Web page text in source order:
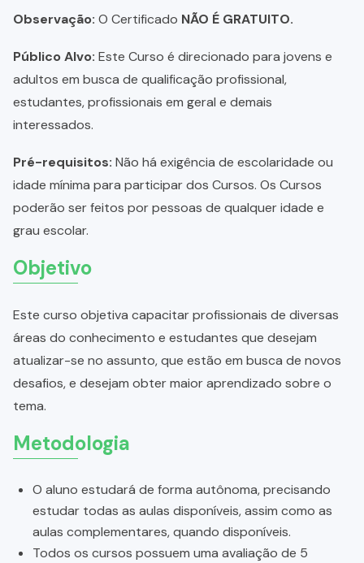
Observação: O Certificado NÃO É GRATUITO.
Público Alvo: Este Curso é direcionado para jovens e
adultos em busca de qualificação profissional,
estudantes, profissionais em geral e demais
interessados.
Pré-requisitos: Não há exigência de escolaridade ou
idade mínima para participar dos Cursos. Os Cursos
poderão ser feitos por pessoas de qualquer idade e
grau escolar.
Objetivo
Este curso objetiva capacitar profissionais de diversas
áreas do conhecimento e estudantes que desejam
atualizar-se no assunto, que estão em busca de novos
desafios, e desejam obter maior aprendizado sobre o
tema.
Metodologia
O aluno estudará de forma autônoma, precisando
estudar todas as aulas disponíveis, assim como as
aulas complementares, quando disponíveis.
Todos os cursos possuem uma avaliação de 5